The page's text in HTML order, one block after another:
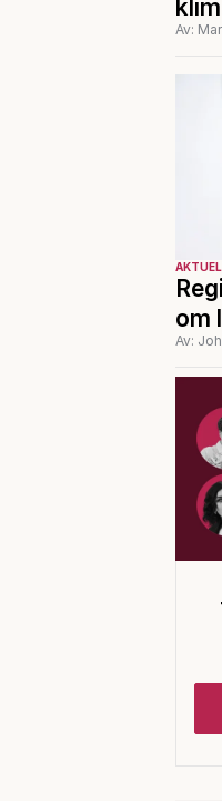
Av:
om
Av: